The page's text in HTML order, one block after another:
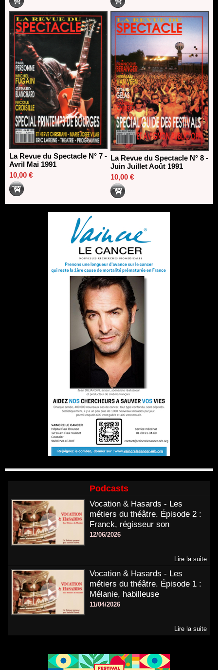
La Revue du Spectacle N° 7 -
Avril Mai 1991
10,00 €
La Revue du Spectacle N° 8 -
Juin Juillet Août 1991
10,00 €
Podcasts
Vocation & Hasards - Les
métiers du théâtre. Épisode 2 :
Franck, régisseur son
12/06/2026
Lire la suite
Vocation & Hasards - Les
métiers du théâtre. Épisode 1 :
Mélanie, habilleuse
11/04/2026
Lire la suite